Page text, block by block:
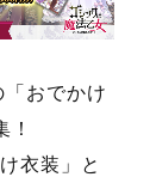
おでかけ
衣装」と